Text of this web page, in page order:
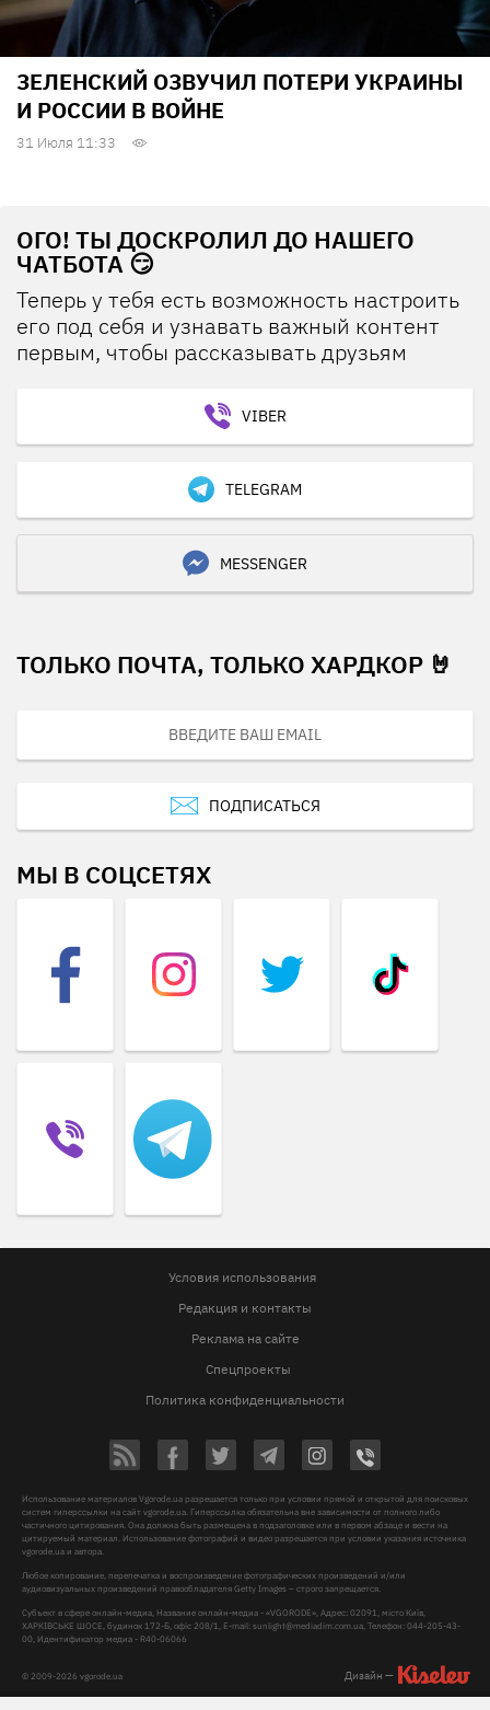
ЗЕЛЕНСКИЙ ОЗВУЧИЛ ПОТЕРИ УКРАИНЫ
И РОССИИ В ВОЙНЕ
31 Июля 11:33
ОГО! ТЫ ДОСКРОЛИЛ ДО НАШЕГО
ЧАТБОТА 😏
Теперь у тебя есть возможность настроить
его под себя и узнавать важный контент
первым, чтобы рассказывать друзьям
VIBER
TELEGRAM
MESSENGER
ТОЛЬКО ПОЧТА, ТОЛЬКО ХАРДКОР 🤘
ПОДПИСАТЬСЯ
МЫ В СОЦСЕТЯХ
Условия использования
Редакция и контакты
Реклама на сайте
Спецпроекты
Политика конфиденциальности
© 2009-2026 vgorode.ua
Использование материалов Vgorode.ua разрешается только при условии прямой и открытой для поисковых
систем гиперссылки на сайт vgorode.ua. Гиперссылка обязательна вне зависимости от полного либо
частичного цитирования. Она должна быть размещена в подзаголовке или в первом абзаце и вести на
цитируемый материал. Использование фотографий и видео разрешается при условии указания источника
vgorode.ua и автора.
Любое копирование, перепечатка и воспроизведение фотографических произведений и/или
аудиовизуальных произведений правообладателя Getty Images – строго запрещается.
Субъект в сфере онлайн-медиа, Название онлайн-медиа - «VGORODE», Адрес: 02091, місто Київ,
ХАРКІВСЬКЕ ШОСЕ, будинок 172-Б, офіс 208/1, E-mail:sunlight@mediadim.com.ua, Телефон: 044-205-43-
00, Идентификатор медиа - R40-06066
Дизайн —